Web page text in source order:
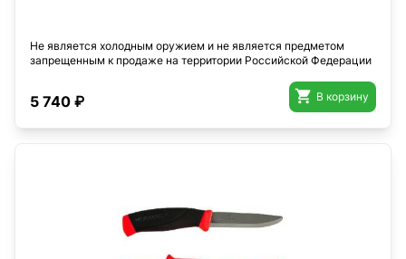
Не является холодным оружием и не является предметом
запрещенным к продаже на территории Российской Федерации
5 740 ₽  В корзину